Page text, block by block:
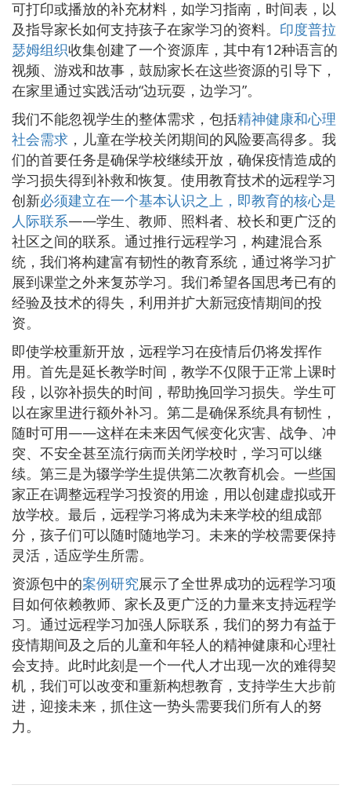
可打印或播放的补充材料，如学习指南，时间表，以
及指导家长如何支持孩子在家学习的资料。 印度普拉
瑟姆组织收集创建了一个资源库，其中有12种语言的
视频、游戏和故事，鼓励家长在这些资源的引导下，
在家里通过实践活动“边玩耍，边学习”。
我们不能忽视学生的整体需求，包括精神健康和心理
社会需求 ，儿童在学校关闭期间的风险要高得多。我
们的首要任务是确保学校继续开放，确保疫情造成的
学习损失得到补救和恢复。使用教育技术的远程学习
创新必须建立在一个基本认识之上，即教育的核心是
人际联系——学生、教师、照料者、校长和更广泛的
社区之间的联系。通过推行远程学习，构建混合系
统，我们将构建富有韧性的教育系统，通过将学习扩
展到课堂之外来复苏学习。我们希望各国思考已有的
经验及技术的得失，利用并扩大新冠疫情期间的投
资。
即使学校重新开放，远程学习在疫情后仍将发挥作
用。首先是延长教学时间，教学不仅限于正常上课时
段，以弥补损失的时间，帮助挽回学习损失。学生可
以在家里进行额外补习。第二是确保系统具有韧性，
随时可用——这样在未来因气候变化灾害、战争、冲
突、不安全甚至流行病而关闭学校时，学习可以继
续。第三是为辍学学生提供第二次教育机会。一些国
家正在调整远程学习投资的用途，用以创建虚拟或开
放学校。最后，远程学习将成为未来学校的组成部
分，孩子们可以随时随地学习。未来的学校需要保持
灵活，适应学生所需。
资源包中的案例研究展示了全世界成功的远程学习项
目如何依赖教师、家长及更广泛的力量来支持远程学
习。通过远程学习加强人际联系，我们的努力有益于
疫情期间及之后的儿童和年轻人的精神健康和心理社
会支持。此时此刻是一个一代人才出现一次的难得契
机，我们可以改变和重新构想教育，支持学生大步前
进，迎接未来，抓住这一势头需要我们所有人的努
力。